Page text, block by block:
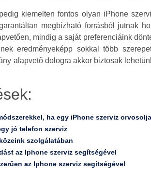
kiemelten fontos olyan iPhone
megbízható forrásból jutnak
mindig a saját preferenciáink
eredményeképp sokkal több
alapvető dologra akkor biztosak
ha egy iPhone szerviz
jó telefon szerviz
szolgálatában
az Iphone szerviz segítségével
az Iphone szerviz segítségével